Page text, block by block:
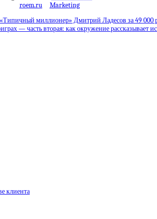
roem.ru
Marketing
миллионер» Дмитрий Ладесов за 49 000
— часть вторая: как окружение рассказывает
клиента